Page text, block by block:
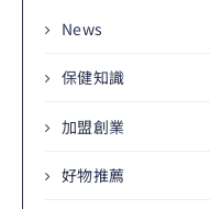
News
保健知識
加盟創業
好物推薦